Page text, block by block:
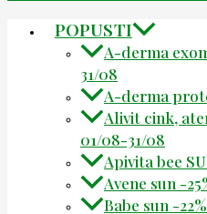
POPUSTI
A-derma
31/08
A-derma
Alivit cink,
01/08-31/08
Apivita bee
Avene sun -
Babe sun -